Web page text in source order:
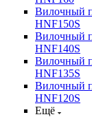
Вилочный
HNF150S
Вилочный
HNF140S
Вилочный
HNF135S
Вилочный
HNF120S
Ещё